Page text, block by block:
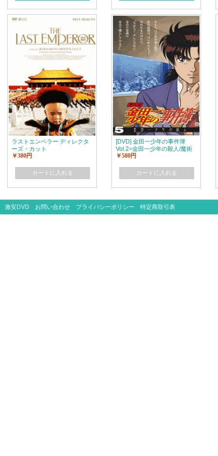
ラストエンペラー ディレクタ
ーズ・カット
￥380円
カートに入れる
[DVD] 金田一少年の事件簿
Vol.2=金田一少年の殺人/魔術
列車殺人事件(初回生産限定版)
￥580円
カートに入れる
激安DVD お問い合わせ プライバシーポリシー 特定商取引表